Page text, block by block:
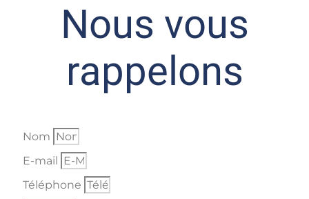
Nous vous
rappelons
Nom
E-mail
Téléphone